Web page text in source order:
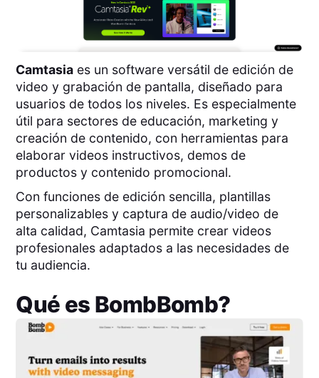
Camtasia es un software versátil de edición de
video y grabación de pantalla, diseñado para
usuarios de todos los niveles. Es especialmente
útil para sectores de educación, marketing y
creación de contenido, con herramientas para
elaborar videos instructivos, demos de
productos y contenido promocional.
Con funciones de edición sencilla, plantillas
personalizables y captura de audio/video de
alta calidad, Camtasia permite crear videos
profesionales adaptados a las necesidades de
tu audiencia.
Qué es BombBomb?